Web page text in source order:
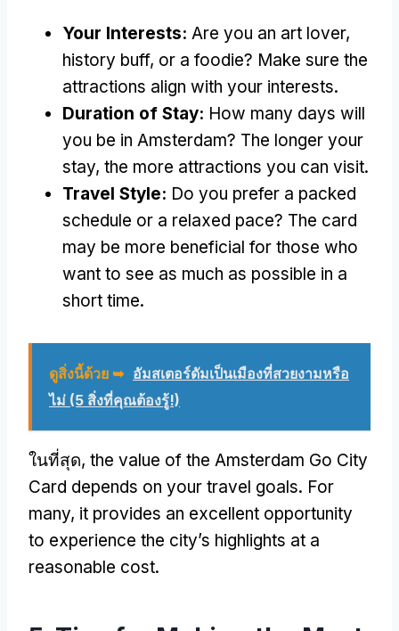
Your Interests: Are you an art lover,
history buff, or a foodie? Make sure the
attractions align with your interests.
Duration of Stay: How many days will
you be in Amsterdam? The longer your
stay, the more attractions you can visit.
Travel Style: Do you prefer a packed
schedule or a relaxed pace? The card
may be more beneficial for those who
want to see as much as possible in a
short time.
ดูสิ่งนี้ด้วย ➥ อัมสเตอร์ดัมเป็นเมืองที่สวยงามหรือ
ไม่ (5 สิ่งที่คุณต้องรู้!)
ในที่สุด, the value of the Amsterdam Go City
Card depends on your travel goals. For
many, it provides an excellent opportunity
to experience the city’s highlights at a
reasonable cost.